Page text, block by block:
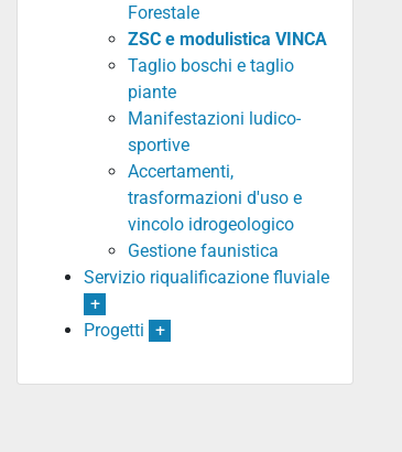
Forestale
ZSC e modulistica VINCA
Taglio boschi e taglio
piante
Manifestazioni ludico-
sportive
Accertamenti,
trasformazioni d'uso e
vincolo idrogeologico
Gestione faunistica
Servizio riqualificazione fluviale
+
Progetti +